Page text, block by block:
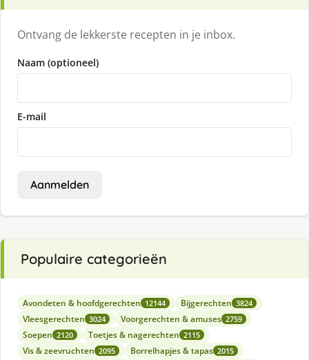
Ontvang de lekkerste recepten in je inbox.
Naam (optioneel)
E-mail
Aanmelden
Populaire categorieën
Avondeten & hoofdgerechten 12144 Bijgerechten 3824
Vleesgerechten 3024 Voorgerechten & amuses 2759
Soepen 2120 Toetjes & nagerechten 2115
Vis & zeevruchten 2095 Borrelhapjes & tapas 2015